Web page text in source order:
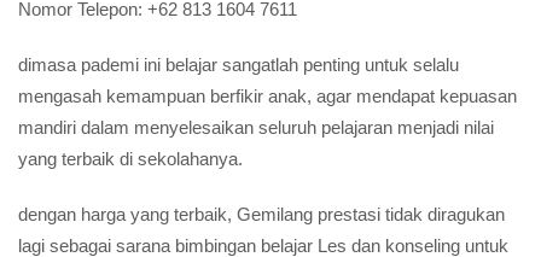
Nomor Telepon: +62 813 1604 7611
dimasa pademi ini belajar sangatlah penting untuk selalu
mengasah kemampuan berfikir anak, agar mendapat kepuasan
mandiri dalam menyelesaikan seluruh pelajaran menjadi nilai
yang terbaik di sekolahanya.
dengan harga yang terbaik, Gemilang prestasi tidak diragukan
lagi sebagai sarana bimbingan belajar Les dan konseling untuk